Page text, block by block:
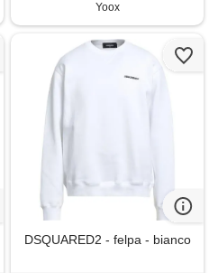
Yoox
DSQUARED2 - felpa - bianco